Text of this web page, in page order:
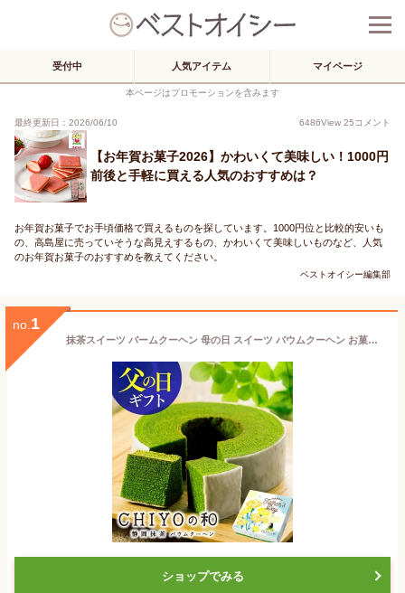
受付中 人気アイテム マイページ
本ページはプロモーションを含みます
最終更新日：2026/06/10 6486View 25コメント
【お年賀お菓子2026】かわいくて美味しい！1000円
前後と手軽に買える人気のおすすめは？
お年賀お菓子でお手頃価格で買えるものを探しています。1000円位と比較的安いも
の、高島屋に売っていそうな高見えするもの、かわいくて美味しいものなど、人気
のお年賀お菓子のおすすめを教えてください。
ベストオイシー編集部
no. 1
抹茶スイーツ バームクーヘン 母の日 スイーツ バウムクーヘン お菓子 静岡抹茶バウムクーヘン お祝い 出産内祝い 内祝い ギフト プレゼント 送料無料 焼き菓子 洋菓子 かわいい 誕生日 お返し 御供 御礼 お中元
ショップでみる